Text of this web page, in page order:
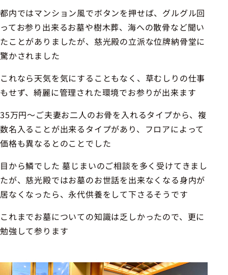
都内ではマンション風でボタンを押せば、グルグル回
ってお参り出来るお墓や樹木葬、海への散骨など聞い
たことがありましたが、慈光殿の立派な位牌納骨堂に
驚かされました
これなら天気を気にすることもなく、草むしりの仕事
もせず、綺麗に管理された環境でお参りが出来ます
35万円〜ご夫妻お二人のお骨を入れるタイプから、複
数名入ることが出来るタイプがあり、フロアによって
価格も異なるとのことでした
目から鱗でした 墓じまいのご相談を多く受けてきまし
たが、慈光殿ではお墓のお世話を出来なくなる身内が
居なくなったら、永代供養をして下さるそうです
これまでお墓についての知識は乏しかったので、更に
勉強して参ります